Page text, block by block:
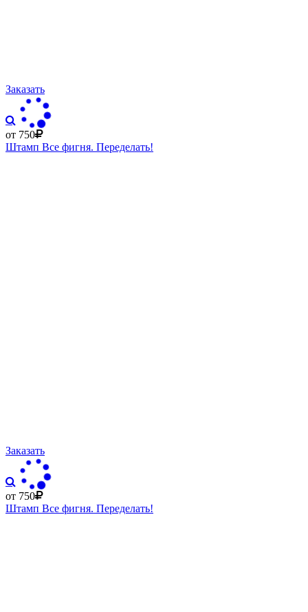
Заказать
от 750
Штамп Все фигня. Переделать!
Заказать
от 750
Штамп Все фигня. Переделать!